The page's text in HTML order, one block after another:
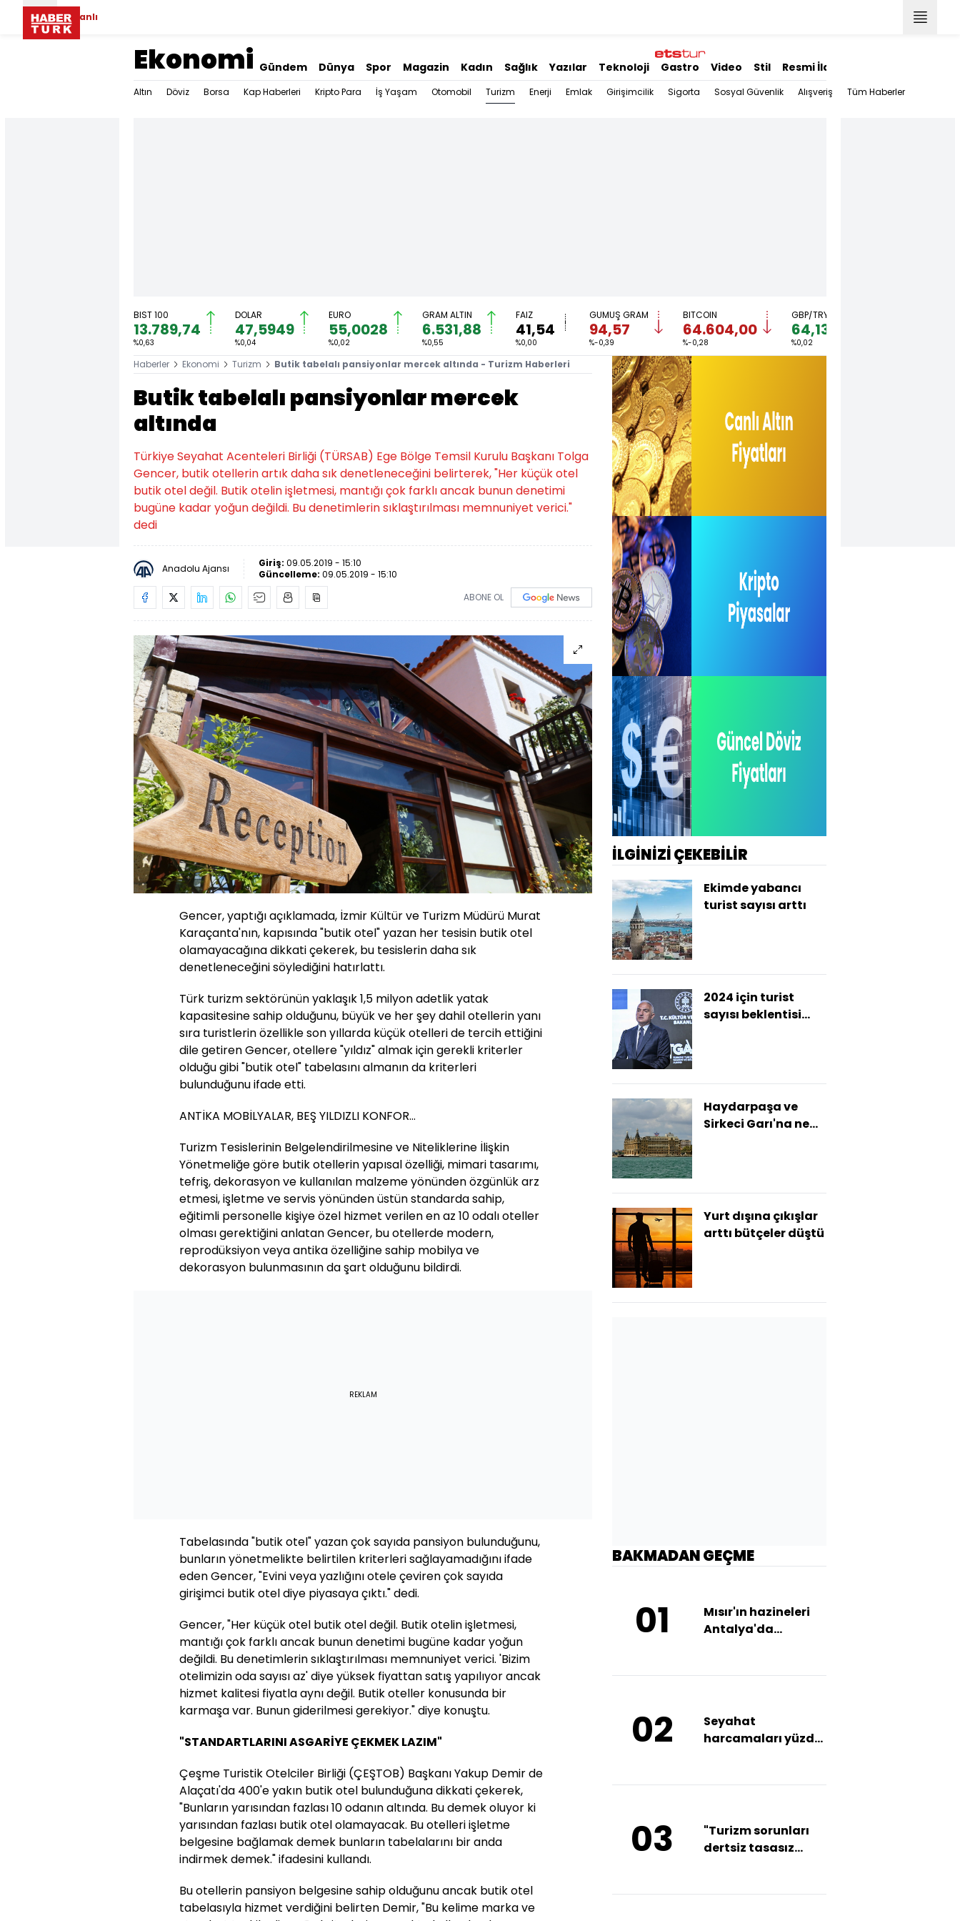
Canlı
Ekonomi Gündem Dünya Spor Magazin Kadın Sağlık Yazılar Teknoloji Gastro Video Stil Resmi İlanlar
Altın Döviz Borsa Kap Haberleri Kripto Para İş Yaşam Otomobil Turizm Enerji Emlak Girişimcilik Sigorta Sosyal Güvenlik Alışveriş Tüm Haberler
BIST 100
13.789,74
%0,63
DOLAR
47,5949
%0,04
EURO
55,0028
%0,02
GRAM ALTIN
6.531,88
%0,55
FAİZ
41,54
%0,00
GÜMÜŞ GRAM
94,57
%-0,39
BITCOIN
64.604,00
%-0,28
GBP/TRY
64,1318
%0,02
Haberler Ekonomi Turizm Butik tabelalı pansiyonlar mercek altında - Turizm Haberleri
Butik tabelalı pansiyonlar mercek
altında
Türkiye Seyahat Acenteleri Birliği (TÜRSAB) Ege Bölge Temsil Kurulu Başkanı Tolga
Gencer, butik otellerin artık daha sık denetleneceğini belirterek, "Her küçük otel
butik otel değil. Butik otelin işletmesi, mantığı çok farklı ancak bunun denetimi
bugüne kadar yoğun değildi. Bu denetimlerin sıklaştırılması memnuniyet verici."
dedi
Anadolu Ajansı Giriş: 09.05.2019 - 15:10
Güncelleme: 09.05.2019 - 15:10
ABONE OL
Gencer, yaptığı açıklamada, İzmir Kültür ve Turizm Müdürü Murat
Karaçanta'nın, kapısında "butik otel" yazan her tesisin butik otel
olamayacağına dikkati çekerek, bu tesislerin daha sık
denetleneceğini söylediğini hatırlattı.
Türk turizm sektörünün yaklaşık 1,5 milyon adetlik yatak
kapasitesine sahip olduğunu, büyük ve her şey dahil otellerin yanı
sıra turistlerin özellikle son yıllarda küçük otelleri de tercih ettiğini
dile getiren Gencer, otellere "yıldız" almak için gerekli kriterler
olduğu gibi "butik otel" tabelasını almanın da kriterleri
bulunduğunu ifade etti.
ANTİKA MOBİLYALAR, BEŞ YILDIZLI KONFOR...
Turizm Tesislerinin Belgelendirilmesine ve Niteliklerine İlişkin
Yönetmeliğe göre butik otellerin yapısal özelliği, mimari tasarımı,
tefriş, dekorasyon ve kullanılan malzeme yönünden özgünlük arz
etmesi, işletme ve servis yönünden üstün standarda sahip,
eğitimli personelle kişiye özel hizmet verilen en az 10 odalı oteller
olması gerektiğini anlatan Gencer, bu otellerde modern,
reprodüksiyon veya antika özelliğine sahip mobilya ve
dekorasyon bulunmasının da şart olduğunu bildirdi.
REKLAM
Tabelasında "butik otel" yazan çok sayıda pansiyon bulunduğunu,
bunların yönetmelikte belirtilen kriterleri sağlayamadığını ifade
eden Gencer, "Evini veya yazlığını otele çeviren çok sayıda
girişimci butik otel diye piyasaya çıktı." dedi.
Gencer, "Her küçük otel butik otel değil. Butik otelin işletmesi,
mantığı çok farklı ancak bunun denetimi bugüne kadar yoğun
değildi. Bu denetimlerin sıklaştırılması memnuniyet verici. 'Bizim
otelimizin oda sayısı az' diye yüksek fiyattan satış yapılıyor ancak
hizmet kalitesi fiyatla aynı değil. Butik oteller konusunda bir
karmaşa var. Bunun giderilmesi gerekiyor." diye konuştu.
"STANDARTLARINI ASGARİYE ÇEKMEK LAZIM"
Çeşme Turistik Otelciler Birliği (ÇEŞTOB) Başkanı Yakup Demir de
Alaçatı'da 400'e yakın butik otel bulunduğuna dikkati çekerek,
"Bunların yarısından fazlası 10 odanın altında. Bu demek oluyor ki
yarısından fazlası butik otel olamayacak. Bu otelleri işletme
belgesine bağlamak demek bunların tabelalarını bir anda
indirmek demek." ifadesini kullandı.
Bu otellerin pansiyon belgesine sahip olduğunu ancak butik otel
tabelasıyla hizmet verdiğini belirten Demir, "Bu kelime marka ve
İLGİNİZİ ÇEKEBİLİR
Ekimde yabancı
turist sayısı arttı
2024 için turist
sayısı beklentisi
Haydarpaşa ve
Sirkeci Garı'na ne
Yurt dışına çıkışlar
arttı bütçeler düştü
BAKMADAN GEÇME
01
Mısır'ın hazineleri
Antalya'da
02
Seyahat
harcamaları yüzde
03
"Turizm sorunları
dertsiz tasasız